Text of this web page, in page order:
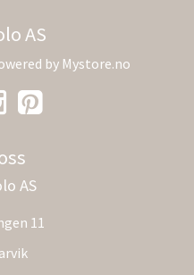
AS
by Mystore.no
AS
11